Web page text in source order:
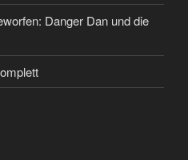
Danger Dan und die